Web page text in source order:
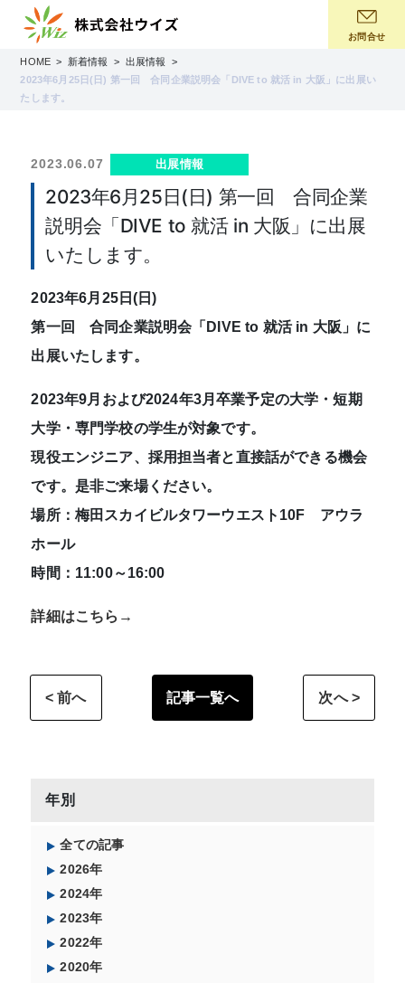
お問合せ
HOME 新着情報
出展情報
2023年6月25日(日) 第一回 合同企業説明会「DIVE to 就活 in 大阪」に出展い
たします。
2023.06.07 出展情報
2023年6月25日(日) 第一回 合同企業
説明会「DIVE to 就活 in 大阪」に出展
いたします。
2023年6月25日(日)
第一回 合同企業説明会「DIVE to 就活 in 大阪」に
出展いたします。
2023年9月および2024年3月卒業予定の大学・短期
大学・専門学校の学生が対象です。
現役エンジニア、採用担当者と直接話ができる機会
です。是非ご来場ください。
場所：梅田スカイビルタワーウエスト10F アウラ
ホール
時間：11:00～16:00
詳細はこちら→
< 前へ 記事一覧へ 次へ >
年別
全ての記事
2026年
2024年
2023年
2022年
2020年